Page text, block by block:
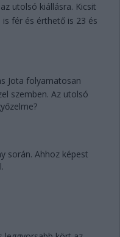
utolsó kiállásra. Kicsit
fér és érthető is 23 és
Jota folyamatosan
szemben. Az utolsó
során. Ahhoz képest